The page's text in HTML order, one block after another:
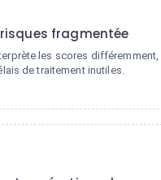
risques fragmentée
les scores différemment,
de traitement inutiles.